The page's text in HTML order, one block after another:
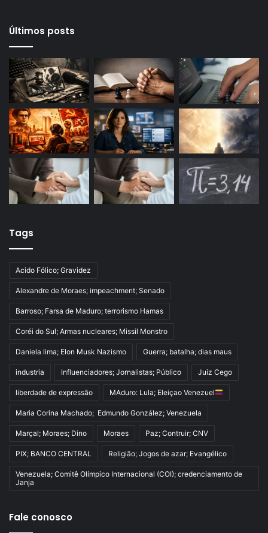
Últimos posts
Tags
Acido Fólico; Gravidez
Alexandre de Moraes; impeachment; Senado
Barroso; Farsa de Maduro; terrorismo Hamas
Coréi do Sul; Armas nucleares; Missil Monstro
Daniela lima; Elon Musk Nazismo Guerra; batalha; dias maus
industria Influenciadores; Jornalistas; Público Juiz Cego
liberdade de expressão MAduro: Lula; Eleiçao Venezuel
Maria Corina Machado; Edmundo González; Venezuela
Marçal; Moraes; Dino Moraes Paz; Contruir; CNV
PIX; BANCO CENTRAL Religião; Jogos de azar; Evangélico
Venezuela; Comitê Olímpico Internacional (COI); credenciamento de
Janja
Fale conosco